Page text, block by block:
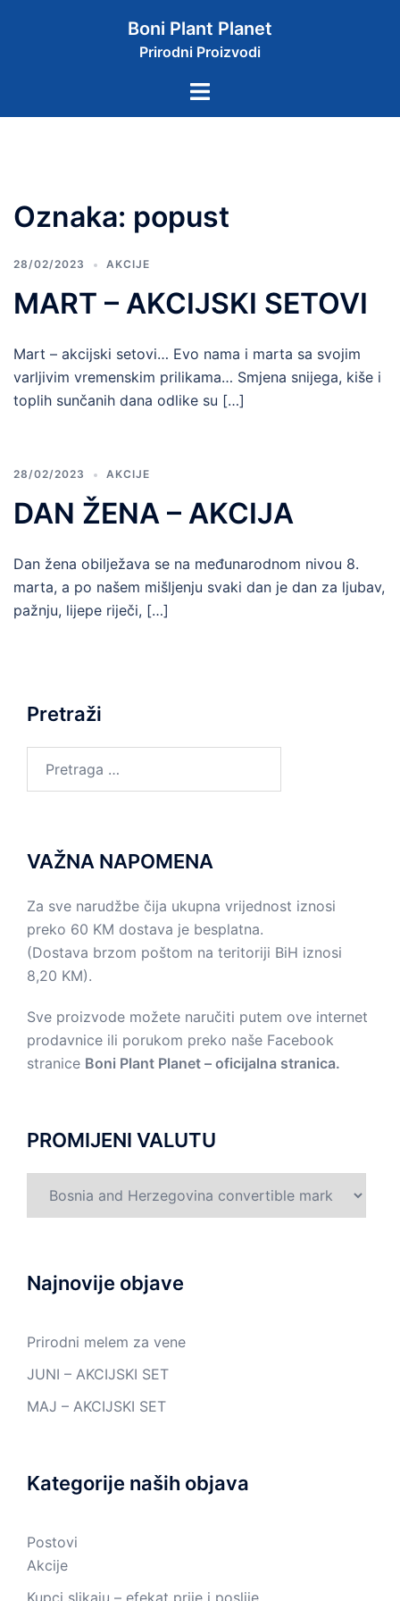
Boni Plant Planet
Prirodni Proizvodi
Toggle
Oznaka: popust
28/02/2023 AKCIJE
MART – AKCIJSKI SETOVI
Mart – akcijski setovi… Evo nama i marta sa svojim
varljivim vremenskim prilikama… Smjena snijega, kiše i
toplih sunčanih dana odlike su […]
28/02/2023 AKCIJE
DAN ŽENA – AKCIJA
Dan žena obilježava se na međunarodnom nivou 8.
marta, a po našem mišljenju svaki dan je dan za ljubav,
pažnju, lijepe riječi, […]
Pretraži
VAŽNA NAPOMENA
Za sve narudžbe čija ukupna vrijednost iznosi
preko 60 KM dostava je besplatna.
(Dostava brzom poštom na teritoriji BiH iznosi
8,20 KM).
Sve proizvode možete naručiti putem ove internet
prodavnice ili porukom preko naše Facebook
stranice Boni Plant Planet – oficijalna stranica.
PROMIJENI VALUTU
Najnovije objave
Prirodni melem za vene
JUNI – AKCIJSKI SET
MAJ – AKCIJSKI SET
Kategorije naših objava
Postovi
Akcije
Kupci slikaju – efekat prije i poslije